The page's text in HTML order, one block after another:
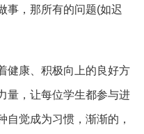
事，那所有的问题(如迟
健康、积极向上的良好方
量，让每位学生都参与进
自觉成为习惯，渐渐的，